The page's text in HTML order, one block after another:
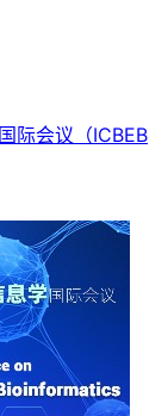
际会议 （ICBEB